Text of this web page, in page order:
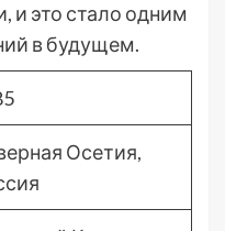
и это стало одним
в будущем.
Осетия,